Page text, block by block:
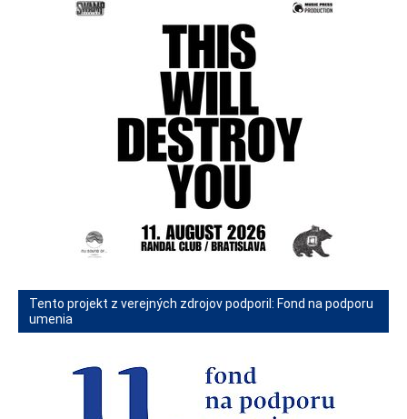
Tento projekt z verejných zdrojov podporil: Fond na podporu
umenia